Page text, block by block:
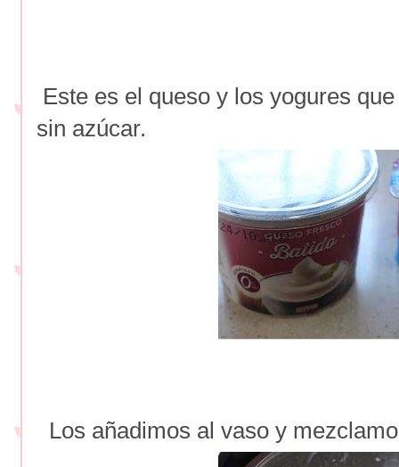
Este es el queso y los yogures
sin azúcar.
Los añadimos al vaso y